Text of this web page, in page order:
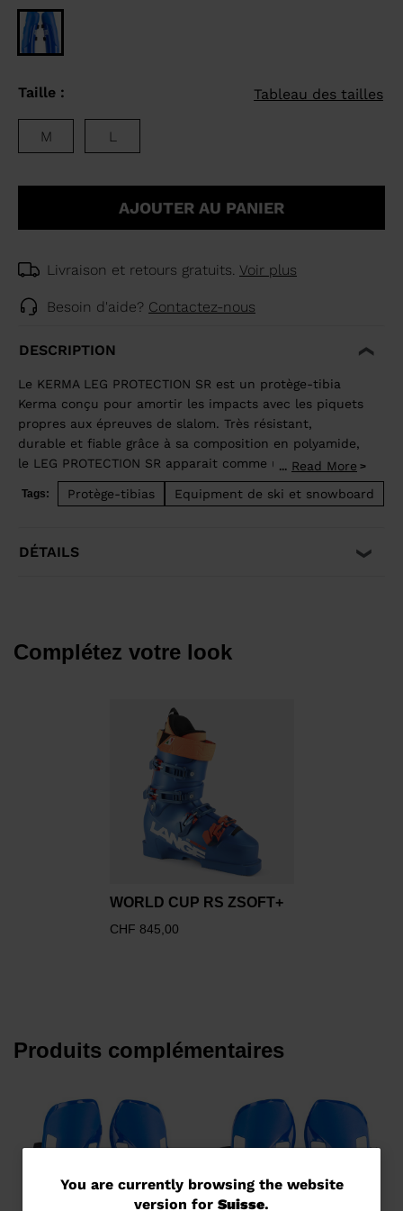
You
You are currently browsing the website
version for Suisse.
Taille : Tableau des tailles
M L
AJOUTER AU PANIER
Livraison et retours gratuits. Voir plus
Besoin d'aide? Contactez-nous
DESCRIPTION
Le KERMA LEG PROTECTION SR est un protège-tibia
Kerma conçu pour amortir les impacts avec les piquets
propres aux épreuves de slalom. Très résistant,
durable et fiable grâce à sa composition en polyamide,
le LEG PROTECTION SR apparait comme un élément
indispensable à votre combinaison, qu'elle soit
renforcée ou non. Ses straps en velcro assurent un
route ces précieux centièmes qui vont vous porter vers
... Read More
Tags: Protège-tibias Equipment de ski et snowboard
DÉTAILS
Complétez votre look
WORLD CUP RS ZSOFT+
CHF 845,00
Produits complémentaires